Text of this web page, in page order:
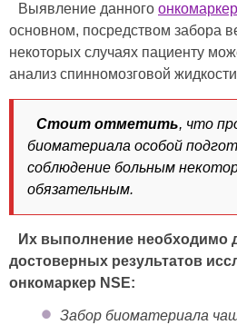
Выявление данного
основном, посредством забора
некоторых случаях пациенту
анализ спинномозговой
Стоит отметить, что
биоматериала особой
соблюдение больным
обязательным.
Их выполнение необходимо
достоверных результатов
онкомаркер NSE:
Забор биоматериала